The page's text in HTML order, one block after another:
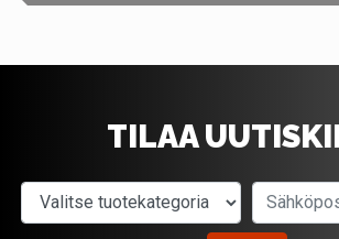
TILAA
Valitse tuotekategoria